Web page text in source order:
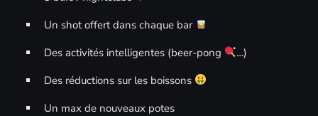
Un shot offert dans chaque bar
Des activités intelligentes (beer-pong
…)
Des réductions sur les boissons
Un max de nouveaux potes